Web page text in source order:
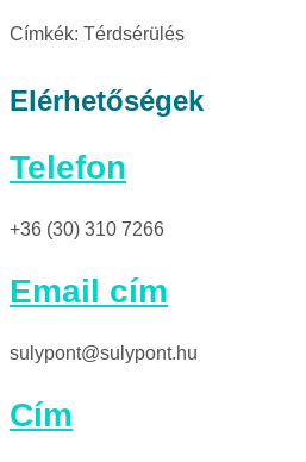
Címkék: Térdsérülés
Elérhetőségek
Telefon
+36 (30) 310 7266
Email cím
sulypont@sulypont.hu
Cím